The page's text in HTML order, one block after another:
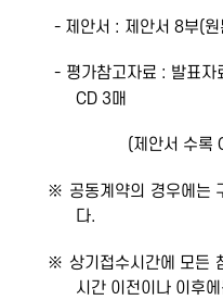
- 제안서 : 제안서 8부(원본
- 평가참고자료 : 발표자료
CD 3매
(제안서 수록 CD에
※ 공동계약의 경우에는 구
다.
※ 상기접수시간에 모든 참
시간 이전이나 이후